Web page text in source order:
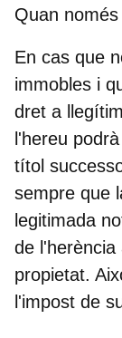
Quan
En cas que
immobles i
dret a
l'hereu
títol
sempre que
legitimada
de
propietat.
l'impost de